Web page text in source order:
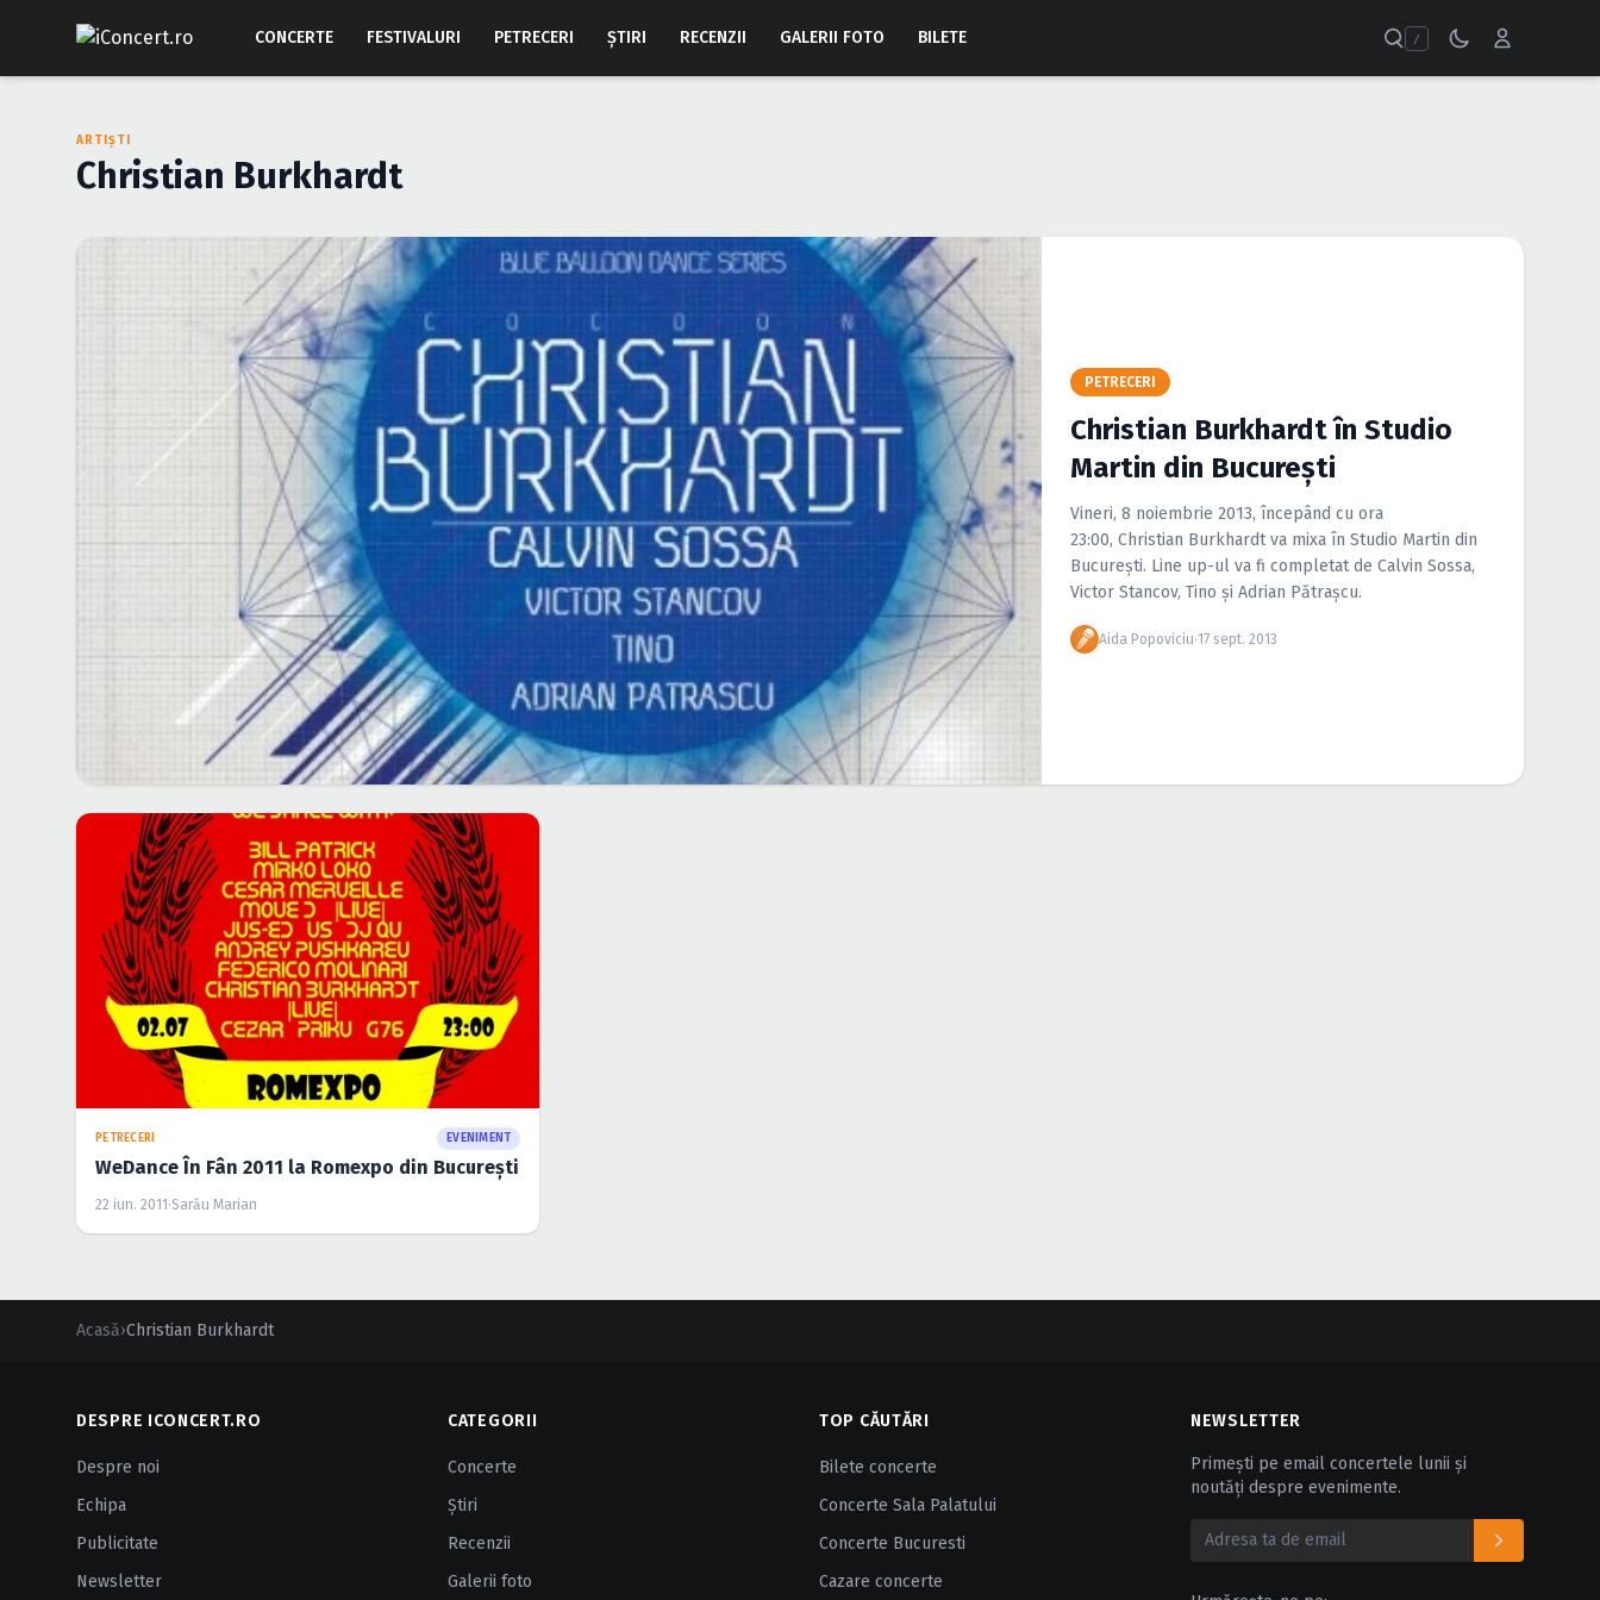
CONCERTE FESTIVALURI PETRECERI ŞTIRI RECENZII GALERII FOTO BILETE /
ARTIȘTI
Christian Burkhardt
PETRECERI
Christian Burkhardt în Studio
Martin din Bucureşti
Vineri, 8 noiembrie 2013, începând cu ora
23:00, Christian Burkhardt va mixa în Studio Martin din
Bucureşti. Line up-ul va fi completat de Calvin Sossa,
Victor Stancov, Tino şi Adrian Pătraşcu.
Aida Popoviciu·17 sept. 2013
PETRECERI EVENIMENT
WeDance În Fân 2011 la Romexpo din Bucureşti
22 iun. 2011 ·Sarău Marian
Acasă›Christian Burkhardt
DESPRE ICONCERT.RO
Despre noi
Echipa
Publicitate
Newsletter
CATEGORII
Concerte
Ştiri
Recenzii
Galerii foto
TOP CĂUTĂRI
Bilete concerte
Concerte Sala Palatului
Concerte Bucuresti
Cazare concerte
NEWSLETTER
Primești pe email concertele lunii și
noutăți despre evenimente.